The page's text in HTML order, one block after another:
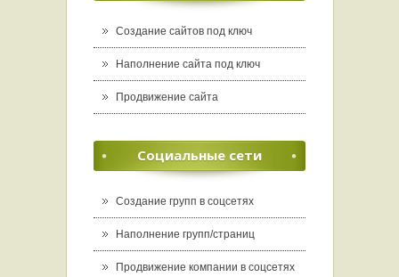
Создание сайтов под ключ
Наполнение сайта под ключ
Продвижение сайта
Социальные сети
Создание групп в соцсетях
Наполнение групп/страниц
Продвижение компании в соцсетях